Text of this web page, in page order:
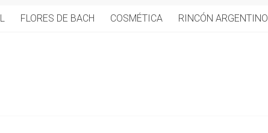
FLORES DE BACH COSMÉTICA RINCÓN ARGENTINO